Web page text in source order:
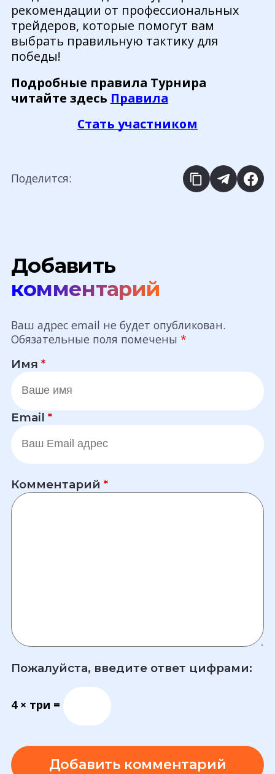
рекомендации от профессиональных
трейдеров, которые помогут вам
выбрать правильную тактику для
победы!
Подробные правила Турнира
читайте здесь Правила
Стать участником
Поделится:
Добавить
комментарий
Ваш адрес email не будет опубликован.
Обязательные поля помечены *
Имя *
Email *
Пожалуйста, введите ответ цифрами:
4 × три =
Комментарий *